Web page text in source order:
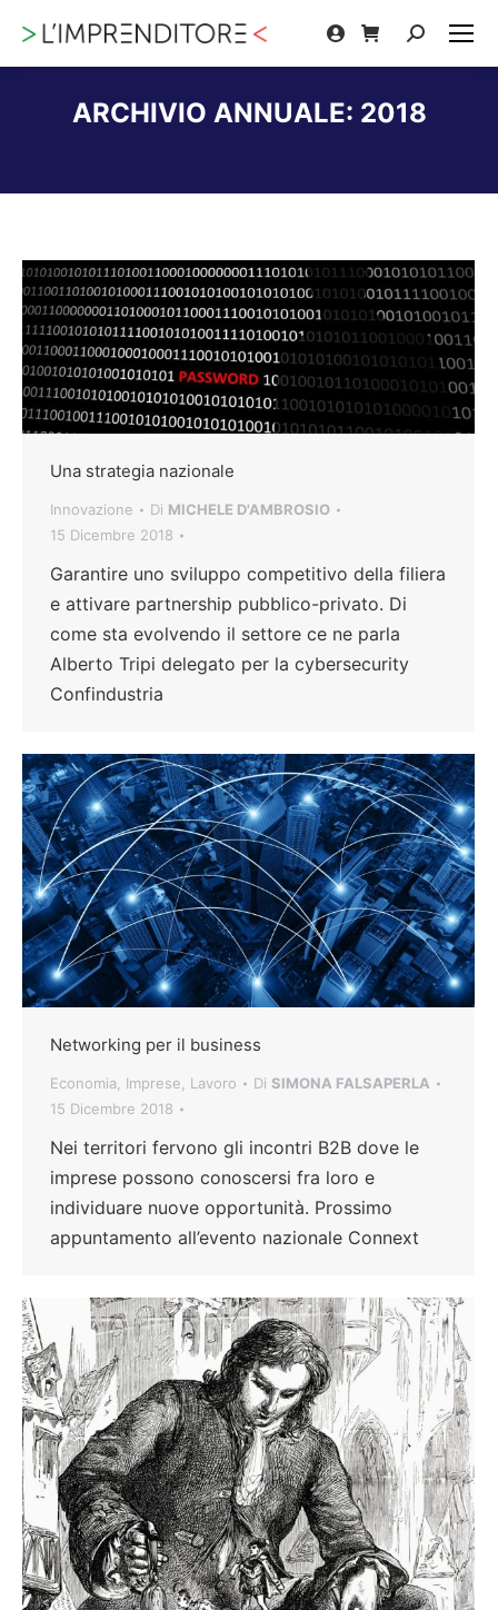
Cerca:
ARCHIVIO ANNUALE: 2018
Una strategia nazionale
Innovazione Di MICHELE D'AMBROSIO
15 Dicembre 2018
Garantire uno sviluppo competitivo della filiera
e attivare partnership pubblico-privato. Di
come sta evolvendo il settore ce ne parla
Alberto Tripi delegato per la cybersecurity
Confindustria
Networking per il business
Economia, Imprese, Lavoro Di SIMONA FALSAPERLA
15 Dicembre 2018
Nei territori fervono gli incontri B2B dove le
imprese possono conoscersi fra loro e
individuare nuove opportunità. Prossimo
appuntamento all’evento nazionale Connext